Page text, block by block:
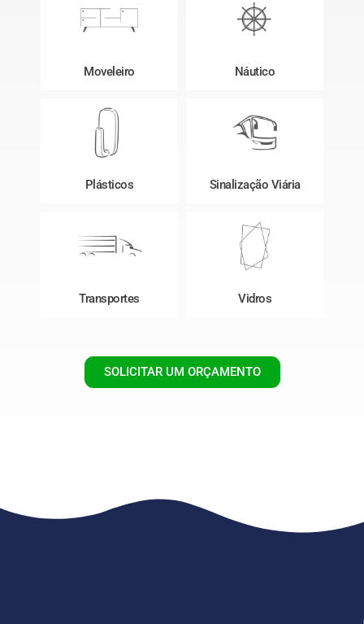
Moveleiro Náutico
Plásticos Sinalização Viária
Transportes Vidros
SOLICITAR UM ORÇAMENTO